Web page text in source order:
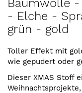
Anfang
der
Bildergalerie
springen
Baumwolle -
- Elche -
grün - gold
Toller Effekt mit
wie gepudert oder
Dieser XMAS Stoff